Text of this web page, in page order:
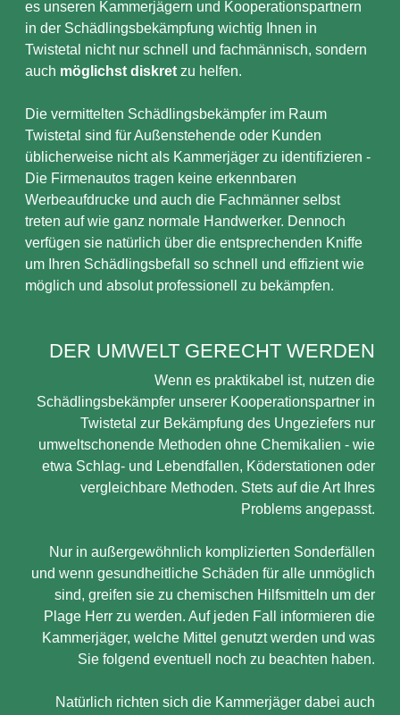
es unseren Kammerjägern und Kooperationspartnern
in der Schädlingsbekämpfung wichtig Ihnen in
Twistetal nicht nur schnell und fachmännisch, sondern
auch möglichst diskret zu helfen.
Die vermittelten Schädlingsbekämpfer im Raum
Twistetal sind für Außenstehende oder Kunden
üblicherweise nicht als Kammerjäger zu identifizieren -
Die Firmenautos tragen keine erkennbaren
Werbeaufdrucke und auch die Fachmänner selbst
treten auf wie ganz normale Handwerker. Dennoch
verfügen sie natürlich über die entsprechenden Kniffe
um Ihren Schädlingsbefall so schnell und effizient wie
möglich und absolut professionell zu bekämpfen.
DER UMWELT GERECHT WERDEN
Wenn es praktikabel ist, nutzen die
Schädlingsbekämpfer unserer Kooperationspartner in
Twistetal zur Bekämpfung des Ungeziefers nur
umweltschonende Methoden ohne Chemikalien - wie
etwa Schlag- und Lebendfallen, Köderstationen oder
vergleichbare Methoden. Stets auf die Art Ihres
Problems angepasst.
Nur in außergewöhnlich komplizierten Sonderfällen
und wenn gesundheitliche Schäden für alle unmöglich
sind, greifen sie zu chemischen Hilfsmitteln um der
Plage Herr zu werden. Auf jeden Fall informieren die
Kammerjäger, welche Mittel genutzt werden und was
Sie folgend eventuell noch zu beachten haben.
Natürlich richten sich die Kammerjäger dabei auch